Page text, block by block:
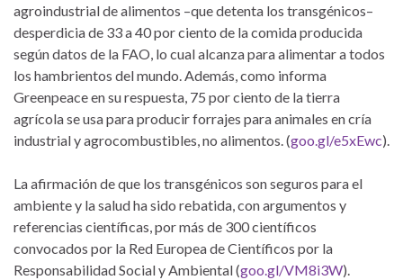
agroindustrial de alimentos –que detenta los transgénicos–
desperdicia de 33 a 40 por ciento de la comida producida
según datos de la FAO, lo cual alcanza para alimentar a todos
los hambrientos del mundo. Además, como informa
Greenpeace en su respuesta, 75 por ciento de la tierra
agrícola se usa para producir forrajes para animales en cría
industrial y agrocombustibles, no alimentos. (goo.gl/e5xEwc).
La afirmación de que los transgénicos son seguros para el
ambiente y la salud ha sido rebatida, con argumentos y
referencias científicas, por más de 300 científicos
convocados por la Red Europea de Científicos por la
Responsabilidad Social y Ambiental (goo.gl/VM8i3W).